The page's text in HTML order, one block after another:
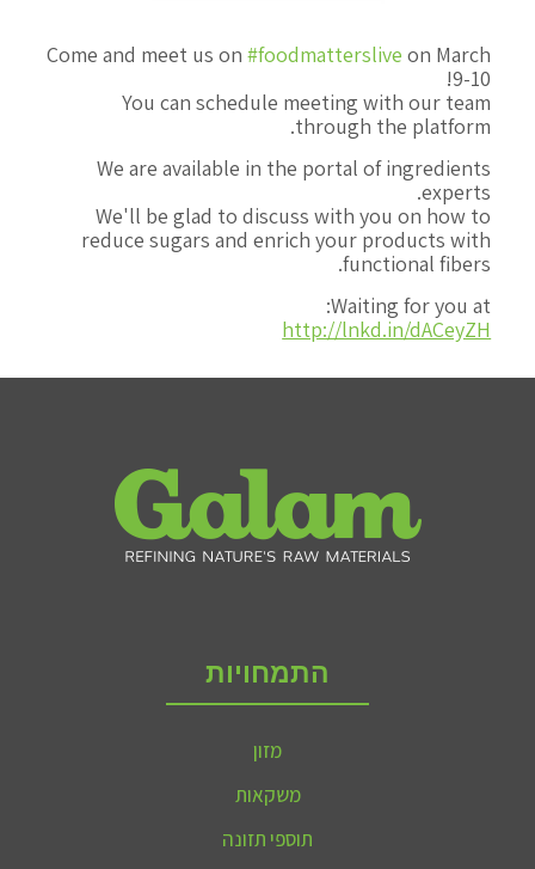
Come and meet us on#foodmatterslive on March
9-10!
You can schedule meeting with our team
through the platform.
We are available in the portal of ingredients
experts.
We'll be glad to discuss with you on how to
reduce sugars and enrich your products with
functional fibers.
Waiting for you at:
http://lnkd.in/dACeyZH
התמחויות
מזון
משקאות
תוספי תזונה